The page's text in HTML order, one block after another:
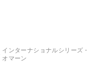
インターナショナルシリーズ・
オマーン